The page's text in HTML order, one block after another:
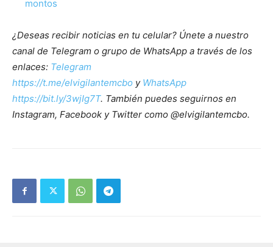
montos
¿Deseas recibir noticias en tu celular? Únete a nuestro
canal de Telegram o grupo de WhatsApp a través de los
enlaces: Telegram
https://t.me/elvigilantemcbo y WhatsApp
https://bit.ly/3wjIg7T. También puedes seguirnos en
Instagram, Facebook y Twitter como @elvigilantemcbo.